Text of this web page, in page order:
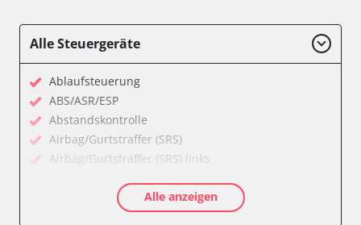
Alle Steuergeräte
Ablaufsteuerung
ABS/ASR/ESP
Abstandskontrolle
Airbag/Gurtstraffer (SRS)
Airbag/Gurtstraffer (SRS) links
Allradelektronik
Anhängersteuergerät
Alle anzeigen